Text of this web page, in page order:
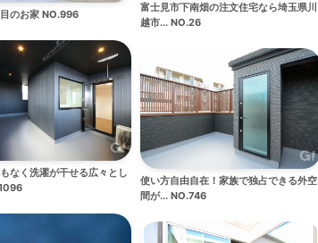
富士見市下南畑の注文住宅なら埼玉県川
越市... NO.26
のお家 NO.996
なく洗濯が干せる広々とし
使い方自由自在！家族で独占できる外空
間が... NO.746